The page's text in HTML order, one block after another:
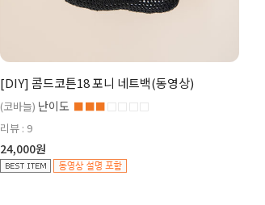
[DIY] 콤드코튼18 포니 네트백(동영상)
(코바늘) 난이도 ■■■□□□□
리뷰 : 9
24,000원